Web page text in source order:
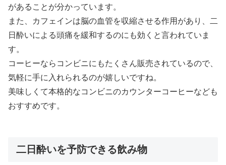
があることが分かっています。
また、カフェインは脳の血管を収縮させる作用があり、二
日酔いによる頭痛を緩和するのにも効くと言われていま
す。
コーヒーならコンビニにもたくさん販売されているので、
気軽に手に入れられるのが嬉しいですね。
美味しくて本格的なコンビニのカウンターコーヒーなども
おすすめです。
二日酔いを予防できる飲み物